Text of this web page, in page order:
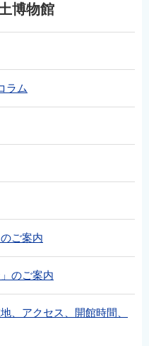
博物館
ラム
ご案内
のご案内
、アクセス、開館時間、